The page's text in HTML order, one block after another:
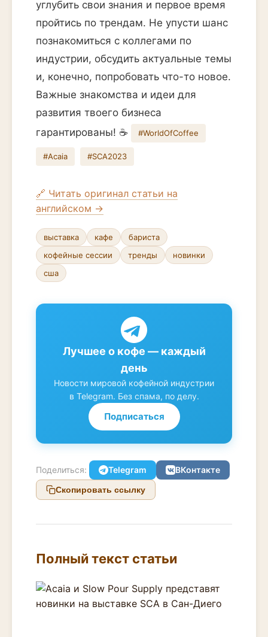
углубить свои знания и первое время
пройтись по трендам. Не упусти шанс
познакомиться с коллегами по
индустрии, обсудить актуальные темы
и, конечно, попробовать что-то новое.
Важные знакомства и идеи для
развития твоего бизнеса
гарантированы! ☕️
#WorldOfCoffee
#Acaia #SCA2023
🔗 Читать оригинал статьи на
английском →
выставка кафе
бариста
кофейные сессии
тренды
новинки
сша
Лучшее о кофе — каждый
день
Новости мировой кофейной индустрии
в Telegram. Без спама, по делу.
Подписаться
Поделиться: Telegram ВКонтакте
Скопировать ссылку
Полный текст статьи